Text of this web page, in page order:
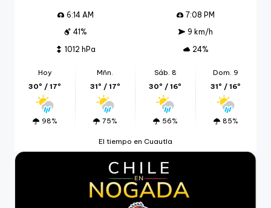
6:14 AM
7:08 PM
41%
9 km/h
1012 hPa
24%
Hoy
30º / 17º
98%
Mñn.
31º / 17º
75%
Sáb. 8
30º / 16º
56%
Dom. 9
31º / 16º
85%
El tiempo en Cuautla